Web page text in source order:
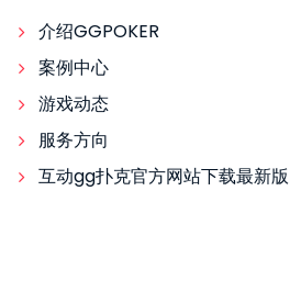
介绍GGPOKER
案例中心
游戏动态
服务方向
互动gg扑克官方网站下载最新版